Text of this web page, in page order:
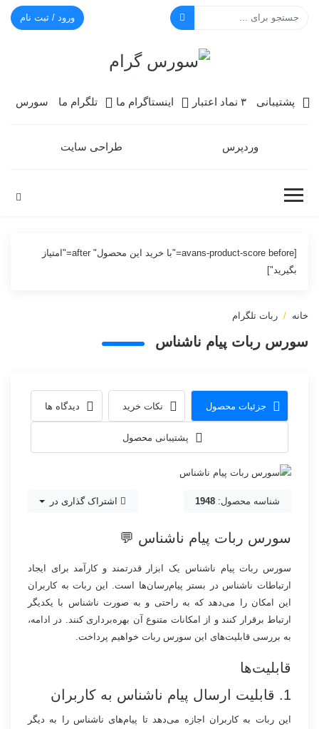
ورود / ثبت نام
پشتیبانی ۳ نماد اعتبار اینستاگرام ما تلگرام ما سورس
وردپرس طراحی سایت
[avans-product-score before="با خرید این محصول" after="امتیاز
بگیرید"]
خانه ربات تلگرام
سورس ربات پیام ناشناس
جزئیات محصول نکات خرید دیدگاه ها
پشتیبانی محصول
شناسه محصول: 1948 اشتراک گذاری در
سورس ربات پیام ناشناس 💬
سورس ربات پیام ناشناس یک ابزار قدرتمند و کارآمد برای ایجاد
ارتباطات ناشناس در بستر پیام‌رسان‌ها است. این ربات به کاربران
این امکان را می‌دهد که به راحتی و به صورت ناشناس با یکدیگر
ارتباط برقرار کنند و از امکانات متنوع آن بهره‌برداری کنند. در ادامه،
به بررسی قابلیت‌های این سورس ربات خواهیم پرداخت.
قابلیت‌ها
1. قابلیت ارسال پیام ناشناس به کاربران
این ربات به کاربران اجازه می‌دهد تا پیام‌های ناشناس را به دیگر